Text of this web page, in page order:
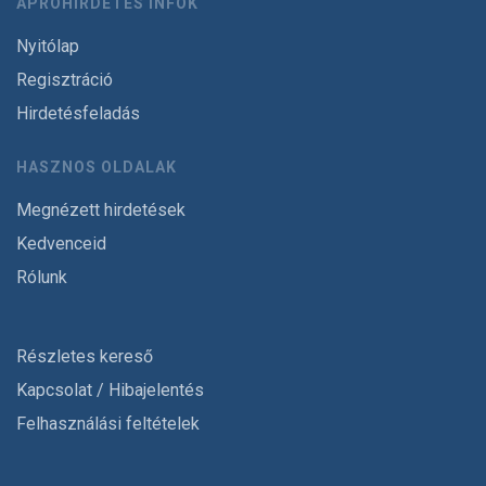
Nyitólap
Regisztráció
Hirdetésfeladás
HASZNOS OLDALAK
Megnézett hirdetések
Kedvenceid
Rólunk
Részletes kereső
Kapcsolat / Hibajelentés
Felhasználási feltételek